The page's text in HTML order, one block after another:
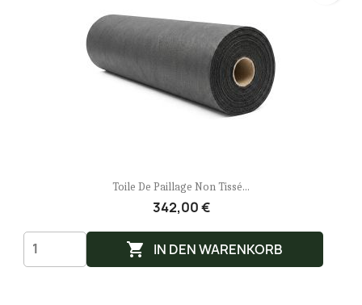
Toile De Paillage Non Tissé...
342,00 €
 IN DEN WARENKORB